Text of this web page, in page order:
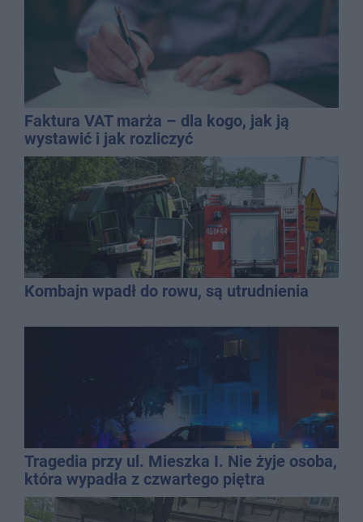
Faktura VAT marża – dla kogo, jak ją
wystawić i jak rozliczyć
Kombajn wpadł do rowu, są utrudnienia
Tragedia przy ul. Mieszka I. Nie żyje osoba,
która wypadła z czwartego piętra